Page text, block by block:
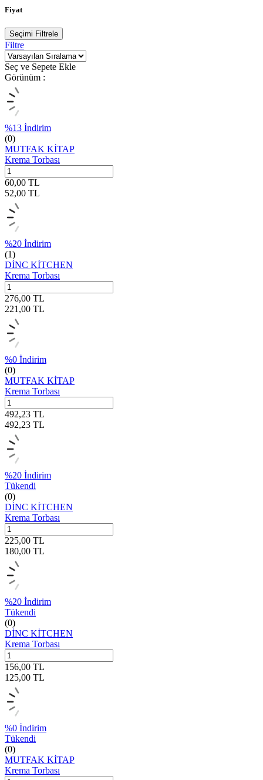
Fiyat
Seçimi Filtrele
Filtre
Seç ve Sepete Ekle
Görünüm :
%13 İndirim
(0)
MUTFAK KİTAP
Krema Torbası
60,00 TL
52,00 TL
%20 İndirim
(1)
DİNC KİTCHEN
Krema Torbası
276,00 TL
221,00 TL
%0 İndirim
(0)
MUTFAK KİTAP
Krema Torbası
492,23 TL
492,23 TL
%20 İndirim
Tükendi
(0)
DİNC KİTCHEN
Krema Torbası
225,00 TL
180,00 TL
%20 İndirim
Tükendi
(0)
DİNC KİTCHEN
Krema Torbası
156,00 TL
125,00 TL
%0 İndirim
Tükendi
(0)
MUTFAK KİTAP
Krema Torbası